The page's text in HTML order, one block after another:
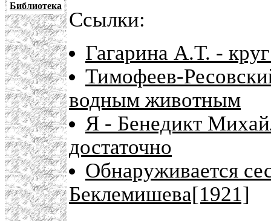
Библиотека
Ссылки:
Гагарина А.Т. -
Тимофеев-
водным животным
Я - Бенедикт
достаточно
Обнаруживается
Беклемишева[1921]